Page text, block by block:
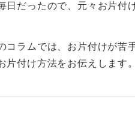
日だったので、元々お片付
コラムでは、お片付けが苦
片付け方法をお伝えします。